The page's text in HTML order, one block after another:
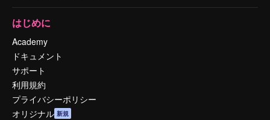
はじめに
Academy
ドキュメント
サポート
利用規約
プライバシーポリシー
オリジナル 新規